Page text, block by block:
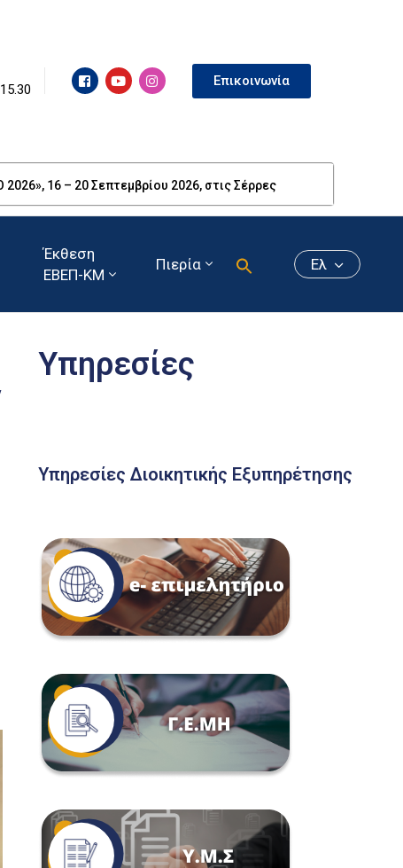
Επικοινωνία
16 – 20 Σεπτεμβρίου 2026, στις Σέρρες
Έκθεση
ΕΒΕΠ-ΚΜ
Πιερία Ελ
Υπηρεσίες
Υπηρεσίες Διοικητικής Εξυπηρέτησης